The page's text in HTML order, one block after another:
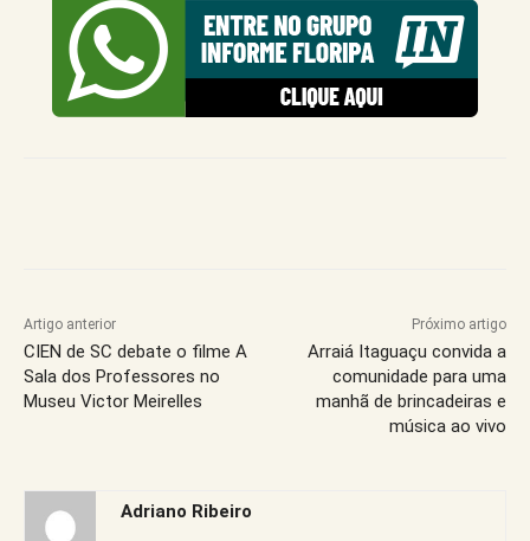
Artigo anterior
CIEN de SC debate o filme A
Sala dos Professores no
Museu Victor Meirelles
Próximo artigo
Arraiá Itaguaçu convida a
comunidade para uma
manhã de brincadeiras e
música ao vivo
Adriano Ribeiro